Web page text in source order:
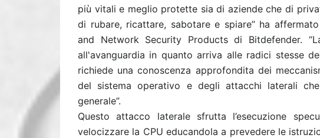
più vitali e meglio protette sia di aziende che di
di rubare, ricattare, sabotare e spiare” ha
and Network Security Products di Bitdefender.
all'avanguardia in quanto arriva alle radici stesse
richiede una conoscenza approfondita dei
del sistema operativo e degli attacchi laterali
generale”.
Questo attacco laterale sfrutta l’esecuzione
velocizzare la CPU educandola a prevedere le